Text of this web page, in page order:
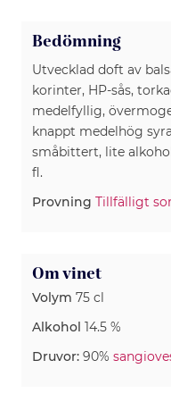
Bedömning
Utvecklad doft av
korinter, HP-sås,
medelfyllig,
knappt medelhög
småbittert, lite
fl.
Provning Tillfälligt
Om vinet
Volym 75 cl
Alkohol 14.5 %
Druvor: 90%